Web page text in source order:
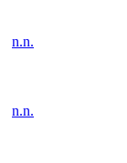
n.n.
n.n.